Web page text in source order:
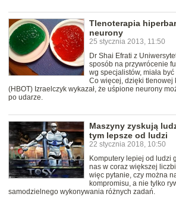
Tlenoterapia
neurony
25 stycznia 2013, 11:50
Dr Shai Efrati z
sposób na przywrócenie
wg specjalistów, miała
Co więcej, dzięki tlenowej
(HBOT) Izraelczyk wykazał, że uśpione neurony
po udarze.
Maszyny zyskują
tym lepsze od ludzi
22 stycznia 2018, 10:50
Komputery lepiej od ludzi
nas w coraz większej
więc pytanie, czy można
kompromisu, a nie tylko
samodzielnego wykonywania różnych zadań.